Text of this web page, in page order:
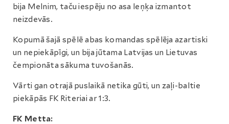
bija Melnim, taču iespēju no asa leņķa izmantot
neizdevās.
Kopumā šajā spēlē abas komandas spēlēja azartiski
un nepiekāpīgi, un bija jūtama Latvijas un Lietuvas
čempionāta sākuma tuvošanās.
Vārti gan otrajā puslaikā netika gūti, un zaļi-baltie
piekāpās FK Riteriai ar 1:3.
FK Metta: